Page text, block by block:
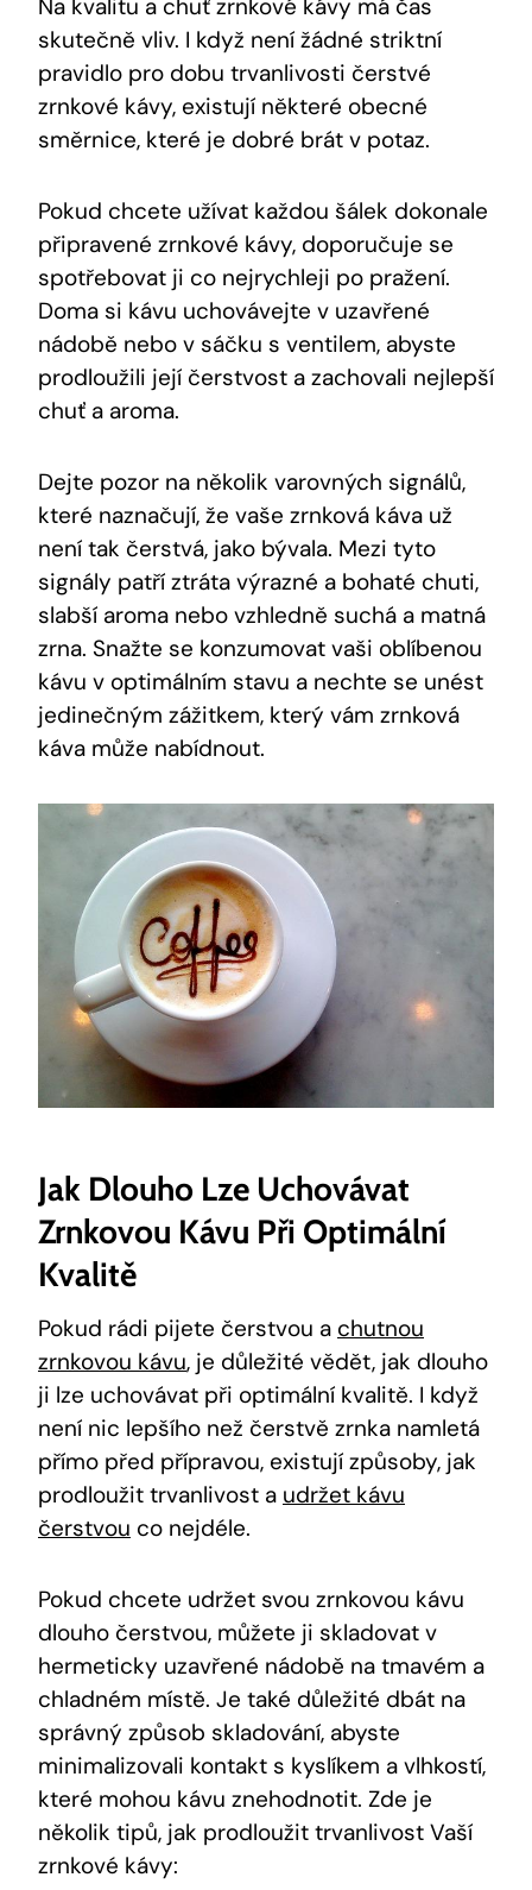
Na kvalitu a chuť zrnkové kávy má čas
skutečně vliv. I když není žádné striktní
pravidlo pro dobu trvanlivosti čerstvé
zrnkové kávy, existují některé obecné
směrnice, které je dobré brát v potaz.
Pokud chcete užívat každou šálek dokonale
připravené zrnkové kávy, doporučuje se
spotřebovat ji co nejrychleji po pražení.
Doma si kávu uchovávejte v uzavřené
nádobě nebo v sáčku s ventilem, abyste
prodloužili její čerstvost a zachovali nejlepší
chuť a aroma.
Dejte pozor na několik varovných signálů,
které naznačují, že vaše zrnková káva už
není tak čerstvá, jako bývala. Mezi tyto
signály patří ztráta výrazné a bohaté chuti,
slabší aroma nebo vzhledně suchá a matná
zrna. Snažte se konzumovat vaši oblíbenou
kávu v optimálním stavu a nechte se unést
jedinečným zážitkem, který vám zrnková
káva může nabídnout.
Jak Dlouho Lze Uchovávat
Zrnkovou Kávu Při Optimální
Kvalitě
Pokud rádi pijete čerstvou a chutnou
zrnkovou kávu, je důležité vědět, jak dlouho
ji lze uchovávat při optimální kvalitě. I když
není nic lepšího než čerstvě zrnka namletá
přímo před přípravou, existují způsoby, jak
prodloužit trvanlivost a udržet kávu
čerstvou co nejdéle.
Pokud chcete udržet svou zrnkovou kávu
dlouho čerstvou, můžete ji skladovat v
hermeticky uzavřené nádobě na tmavém a
chladném místě. Je také důležité dbát na
správný způsob skladování, abyste
minimalizovali kontakt s kyslíkem a vlhkostí,
které mohou kávu znehodnotit. Zde je
několik tipů, jak prodloužit trvanlivost Vaší
zrnkové kávy: